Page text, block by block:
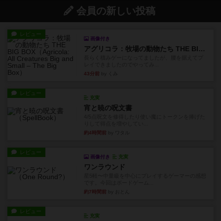
会員の新しい投稿
レビュー
画像付き
アグリコラ：牧場の動物たち THE BIG BOX
43分前
レビュー
充実
宵と暁の呪文書
約4時間前
レビュー
画像付き 充実
ワンラウンド
約7時間前
レビュー
充実